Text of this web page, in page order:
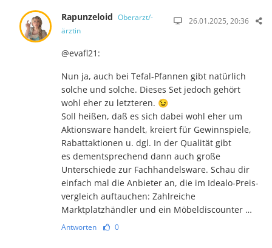
Rapunzeloid Oberarzt/-
ärztin
26.01.2025, 20:36
@evafl21:
Nun ja, auch bei Tefal-Pfannen gibt natürlich
solche und solche. Dieses Set jedoch gehört
wohl eher zu letzteren. 😉
Soll heißen, daß es sich dabei wohl eher um
Aktionsware handelt, kreiert für Ge­winnspiele,
Rabattaktionen u. dgl. In der Qualität gibt
es dementsprechend dann auch große
Unterschiede zur Fachhandelsware. Schau dir
einfach mal die Anbieter an, die im Idealo-Preis­
vergleich auftauchen: Zahlreiche
Marktplatzhändler und ein Möbel­dis­­counter …
Antworten 0